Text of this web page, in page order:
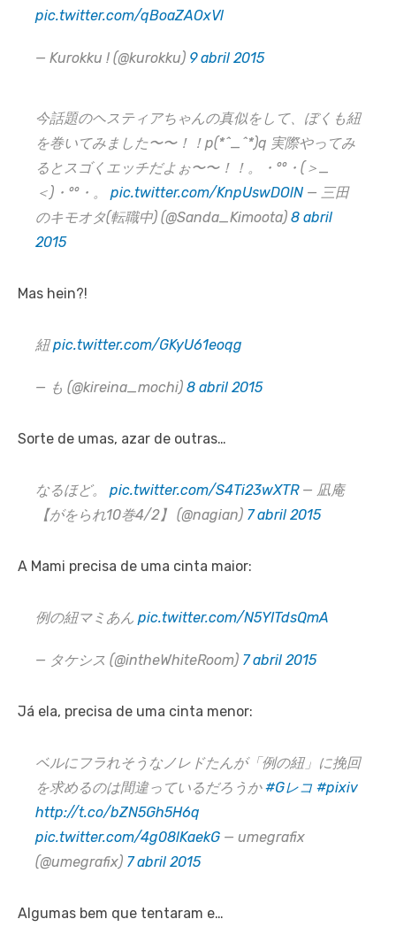
pic.twitter.com/qBoaZAOxVl
— Kurokku ! (@kurokku) 9 abril 2015
今話題のヘスティアちゃんの真似をして、ぼくも紐
を巻いてみました〜〜！！p(*^_^*)q 実際やってみ
るとスゴくエッチだよぉ〜〜！！。・°°・(＞_
＜)・°°・。 pic.twitter.com/KnpUswDOlN — 三田
のキモオタ(転職中) (@Sanda_Kimoota) 8 abril
2015
Mas hein?!
紐pic.twitter.com/GKyU61eoqg
— も (@kireina_mochi) 8 abril 2015
Sorte de umas, azar de outras…
なるほど。 pic.twitter.com/S4Ti23wXTR— 凪庵
【がをられ10巻4/2】 (@nagian) 7 abril 2015
A Mami precisa de uma cinta maior:
例の紐マミあん pic.twitter.com/N5YITdsQmA
— タケシス (@intheWhiteRoom) 7 abril 2015
Já ela, precisa de uma cinta menor:
ベルにフラれそうなノレドたんが「例の紐」に挽回
を求めるのは間違っているだろうか#Gレコ #pixiv
http://t.co/bZN5Gh5H6q
pic.twitter.com/4g08lKaekG — umegrafix
(@umegrafix) 7 abril 2015
Algumas bem que tentaram e…